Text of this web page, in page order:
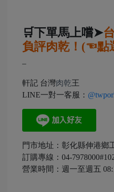
🛒下單馬上嚐➤
負評肉乾！(☜點
–
軒記 台灣肉乾王
LINE一對一客服：
門市地址：彰化縣伸港鄉
訂購專線：04-
營業時間：週一至週五